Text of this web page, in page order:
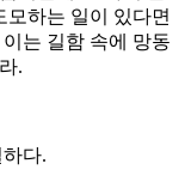
모하는 일이 있다면
는 길함 속에 망동
.
다.